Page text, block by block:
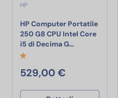
HP
HP Computer Portatile
250 G8 CPU Intel Core
i5 di Decima G… HP
529,00 €